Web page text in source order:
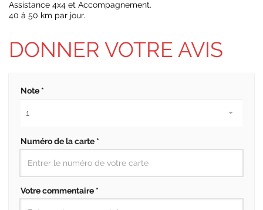
Assistance 4x4 et Accompagnement.
40 à 50 km par jour.
DONNER VOTRE AVIS
Note *
Numéro de la carte *
Votre commentaire *